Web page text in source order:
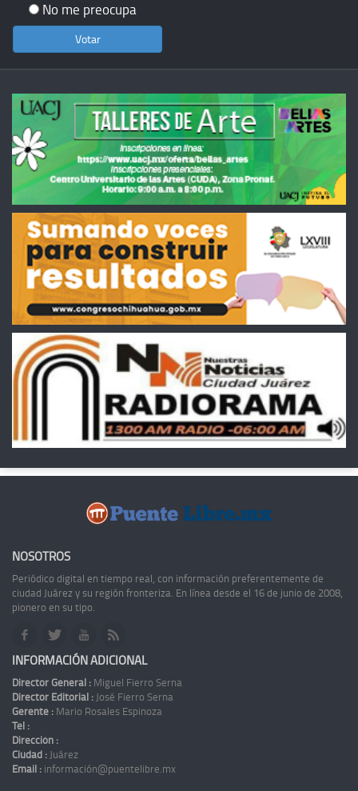
No me preocupa
NOSOTROS
Periódico digital en tiempo real, con información preferentemente de
ciudad Juárez y su región fronteriza. En línea desde el 16 de junio de 2008,
pionero en su tipo.
INFORMACIÓN ADICIONAL
Director General : Miguel Fierro Serna
Director Editorial : José Fierro Serna
Gerente : Mario Rosales Espinoza
Tel :
Dirección :
Ciudad : Juárez
Email : información@puentelibre.mx